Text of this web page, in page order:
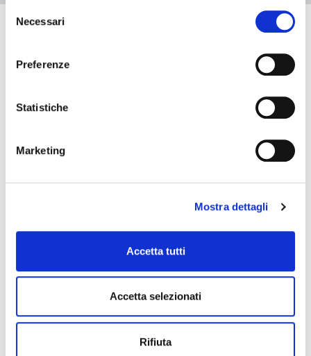
Selezione
delNecessari
Preferenze
Statistiche
Marketing
Mostra dettagli
Accetta tutti
Accetta selezionati
Rifiuta
Data e ora di inizio
28 maggio 2027, Palazzo Schifanoia
Schifanoia